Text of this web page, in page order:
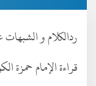
ردالكلام و الشبهات
قراءة الإمام حمزة